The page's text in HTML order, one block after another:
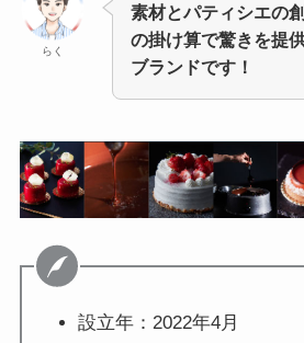
らく
素材とパティシエの
の掛け算で驚きを提
ブランドです！
設立年：2022年4月